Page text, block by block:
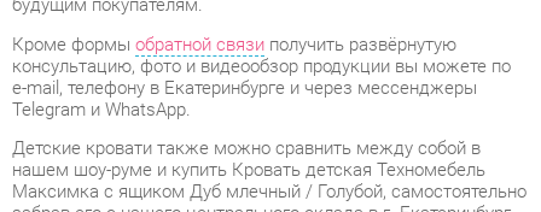
нашем шоу-руме и купить Кровать детская Техномебель
Максимка с ящиком Дуб млечный / Голубой, самостоятельно
забрав его с нашего центрального склада в г. Екатеринбург.
Полный список адресов и магазинов смотрите на странице
Материал
Лдсп